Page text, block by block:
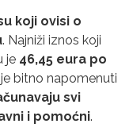
koji ovisi o
. Najniži iznos koji
je 46,45 eura po
bitno napomenuti
svi
i pomoćni.